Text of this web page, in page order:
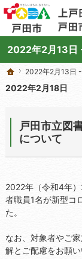
2022年2月13日
学びと交流のプラットフォー
上戸田地域交流センターや戸
ホーム
2022年2月13日
2022年2月18日
戸田市立図
について
2022年（令和4年
者職員1名が新型コ
た。
なお、対象者やご
解とご配慮をお願い
ホーム
2022年2月13日